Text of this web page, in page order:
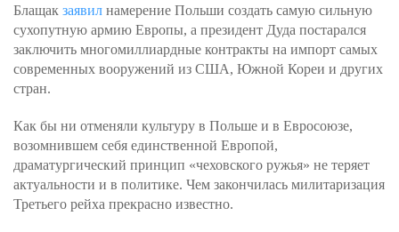
Блащак заявил намерение Польши создать самую сильную
сухопутную армию Европы, а президент Дуда постарался
заключить многомиллиардные контракты на импорт самых
современных вооружений из США, Южной Кореи и других
стран.
Как бы ни отменяли культуру в Польше и в Евросоюзе,
возомнившем себя единственной Европой,
драматургический принцип «чеховского ружья» не теряет
актуальности и в политике. Чем закончилась милитаризация
Третьего рейха прекрасно известно.